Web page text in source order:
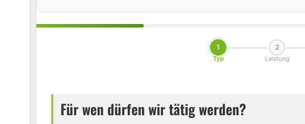
1
Typ
2
Leistung
Für wen dürfen wir tätig werden?